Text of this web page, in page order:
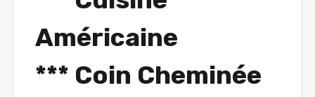
Américaine
*** Coin Cheminée